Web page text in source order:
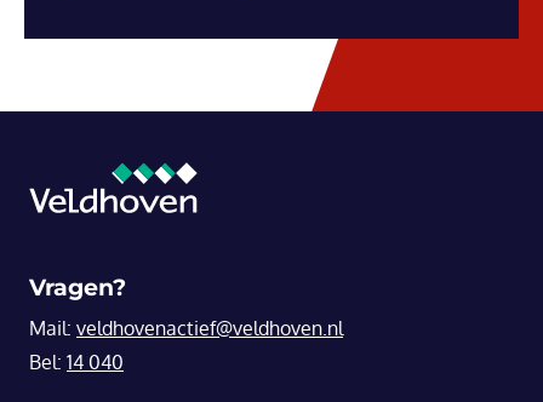
Vragen?
Mail: veldhovenactief@veldhoven.nl
Bel: 14 040